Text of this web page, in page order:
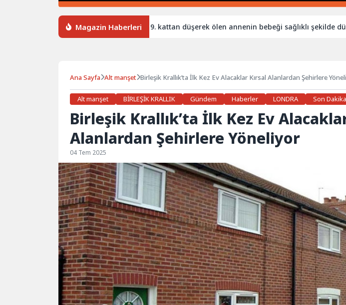
Magazin Haberleri
geri döndü Leeds’te 9. kattan düşerek ölen annenin bebeği sağlıklı şekilde dünyaya
Ana Sayfa Alt manşet Birleşik Krallık’ta İlk Kez Ev Alacaklar Kırsal Alanlardan Şehirlere
Alt manşet BİRLEŞİK KRALLIK Gündem Haberler LONDRA Son Dakika
Birleşik Krallık’ta İlk Kez Ev
Alanlardan Şehirlere Yöneliyor
04 Tem 2025